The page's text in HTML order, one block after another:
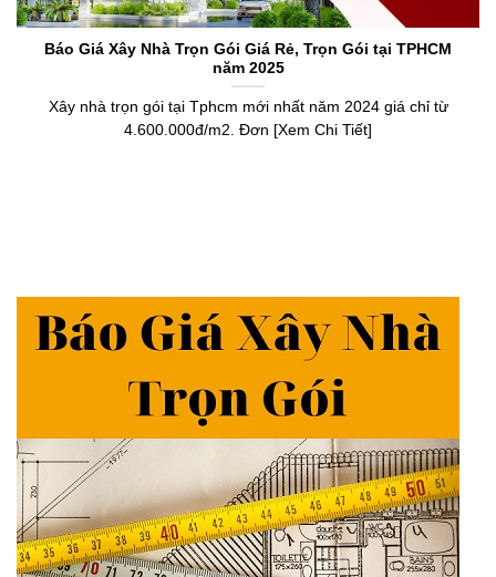
Báo Giá Xây Nhà Trọn Gói Giá Rẻ, Trọn Gói tại TPHCM
năm 2025
Xây nhà trọn gói tại Tphcm mới nhất năm 2024 giá chỉ từ
4.600.000đ/m2. Đơn [Xem Chi Tiết]